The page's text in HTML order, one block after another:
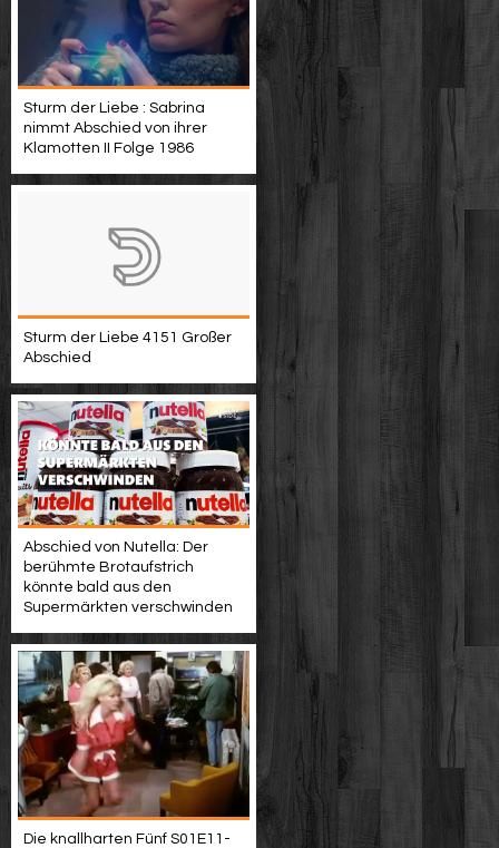
Sturm der Liebe : Sabrina
nimmt Abschied von ihrer
Klamotten II Folge 1986
Sturm der Liebe 4151 Großer
Abschied
Abschied von Nutella: Der
berühmte Brotaufstrich
könnte bald aus den
Supermärkten verschwinden
Die knallharten Fünf S01E11-